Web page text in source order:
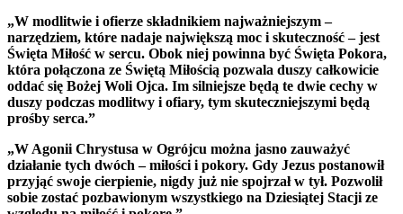
„W modlitwie i ofierze składnikiem najważniejszym –
narzędziem, które nadaje największą moc i skuteczność – jest
Święta Miłość w sercu. Obok niej powinna być Święta Pokora,
która połączona ze Świętą Miłością pozwala duszy całkowicie
oddać się Bożej Woli Ojca. Im silniejsze będą te dwie cechy w
duszy podczas modlitwy i ofiary, tym skuteczniejszymi będą
prośby serca.”
„W Agonii Chrystusa w Ogrójcu można jasno zauważyć
działanie tych dwóch – miłości i pokory. Gdy Jezus postanowił
przyjąć swoje cierpienie, nigdy już nie spojrzał w tył. Pozwolił
sobie zostać pozbawionym wszystkiego na Dziesiątej Stacji ze